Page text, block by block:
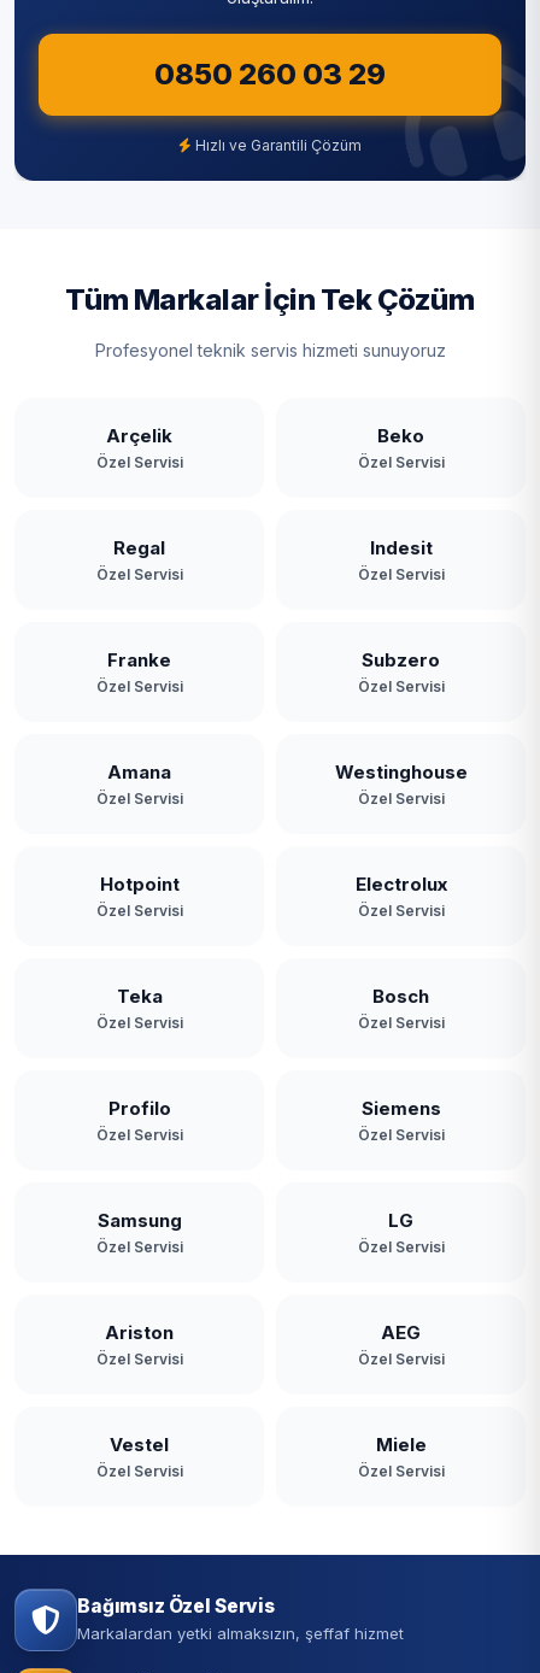
0850 260 03 29
Hızlı ve Garantili Çözüm
Tüm Markalar İçin Tek Çözüm
Profesyonel teknik servis hizmeti sunuyoruz
Arçelik
Özel Servisi
Beko
Özel Servisi
Regal
Özel Servisi
Indesit
Özel Servisi
Franke
Özel Servisi
Subzero
Özel Servisi
Amana
Özel Servisi
Westinghouse
Özel Servisi
Hotpoint
Özel Servisi
Electrolux
Özel Servisi
Teka
Özel Servisi
Bosch
Özel Servisi
Profilo
Özel Servisi
Siemens
Özel Servisi
Samsung
Özel Servisi
LG
Özel Servisi
Ariston
Özel Servisi
AEG
Özel Servisi
Vestel
Özel Servisi
Miele
Özel Servisi
Bağımsız Özel Servis
Markalardan yetki almaksızın, şeffaf hizmet